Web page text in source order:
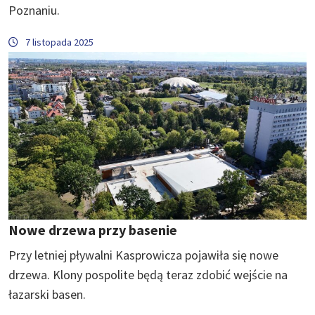
Poznaniu.
7 listopada 2025
Nowe drzewa przy basenie
Przy letniej pływalni Kasprowicza pojawiła się nowe
drzewa. Klony pospolite będą teraz zdobić wejście na
łazarski basen.